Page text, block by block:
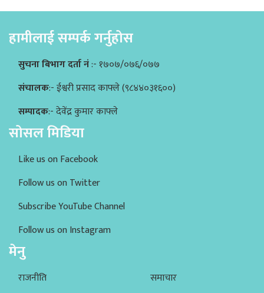
हामीलाई सम्पर्क गर्नुहोस
सुचना बिभाग दर्ता नं:- १७०७/०७६/०७७
संचालक:- ईश्वरी प्रसाद काफ्ले (९८४४०३१६००)
सम्पादक:- देवेंद्र कुमार काफ्ले
सोसल मिडिया
Like us on Facebook
Follow us on Twitter
Subscribe YouTube Channel
Follow us on Instagram
मेनु
राजनीति समाचार